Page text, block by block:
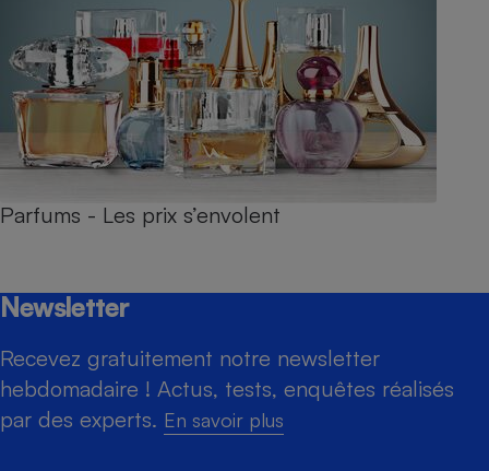
Parfums - Les prix s’envolent
Newsletter
Recevez gratuitement notre newsletter
hebdomadaire ! Actus, tests, enquêtes réalisés
par des experts. En savoir plus